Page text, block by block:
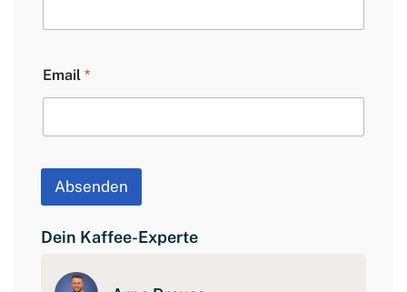
a
E
m
u
Email *
Absenden
Dein Kaffee-Experte